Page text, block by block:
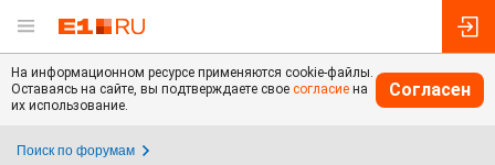
На информационном ресурсе применяются cookie-файлы.
Оставаясь на сайте, вы подтверждаете свое согласие на
их использование.
Согласен
Поиск по форумам